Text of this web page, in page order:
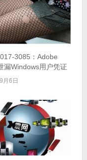
3085：Adobe
漏Windows用户凭证
月6日